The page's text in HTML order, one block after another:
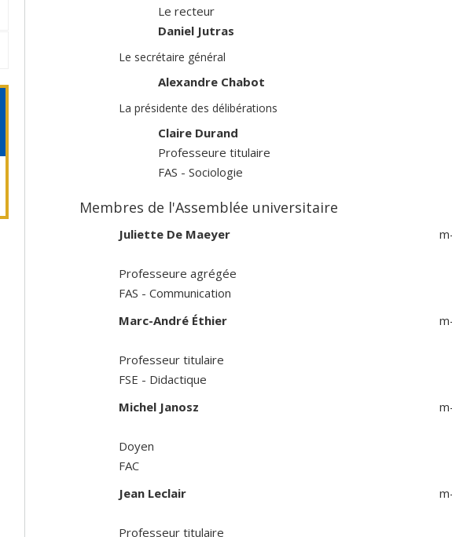
Le recteur
Daniel Jutras
Le secrétaire général
Alexandre Chabot
La présidente des délibérations
Claire Durand
Professeure titulaire
FAS - Sociologie
Membres de l'Assemblée universitaire
Juliette De Maeyer
Professeure agrégée
FAS - Communication
Marc-André Éthier
Professeur titulaire
FSE - Didactique
Michel Janosz
Doyen
FAC
Jean Leclair
Professeur titulaire